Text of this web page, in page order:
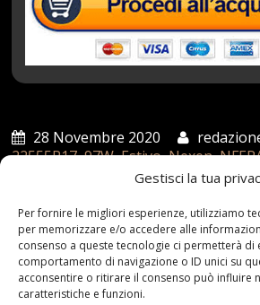
Gestisci la tua
Per fornire le migliori esperienze, utilizziamo
per memorizzare e/o accedere alle
consenso a queste tecnologie ci permetterà
comportamento di navigazione o ID unici su
acconsentire o ritirare il consenso può influire
caratteristiche e funzioni.
28 Novembre 2020
22555R17,97W,Estivo,Nexen,
Categories: Shop
Articoli recenti
Assicurazione auto e